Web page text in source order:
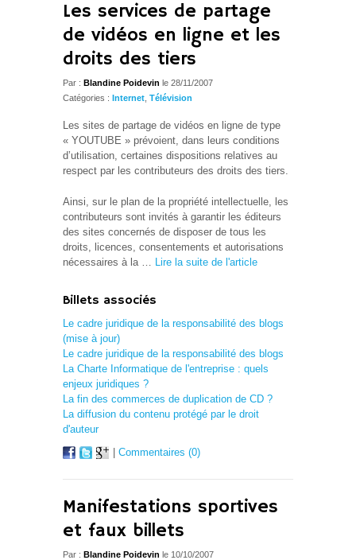
Les services de partage
de vidéos en ligne et les
droits des tiers
Par : Blandine Poidevin le 28/11/2007
Catégories : Internet Télévision
Les sites de partage de vidéos en ligne de type
« YOUTUBE » prévoient, dans leurs conditions
d’utilisation, certaines dispositions relatives au
respect par les contributeurs des droits des tiers.
Ainsi, sur le plan de la propriété intellectuelle, les
contributeurs sont invités à garantir les éditeurs
des sites concernés de disposer de tous les
droits, licences, consentements et autorisations
nécessaires à la … Lire la suite de l'article
Billets associés
Le cadre juridique de la responsabilité des blogs
(mise à jour)
Le cadre juridique de la responsabilité des blogs
La Charte Informatique de l'entreprise : quels
enjeux juridiques ?
La fin des commerces de duplication de CD ?
La diffusion du contenu protégé par le droit
d'auteur
Commentaires (0)
Manifestations sportives
et faux billets
Par : Blandine Poidevin le 10/10/2007